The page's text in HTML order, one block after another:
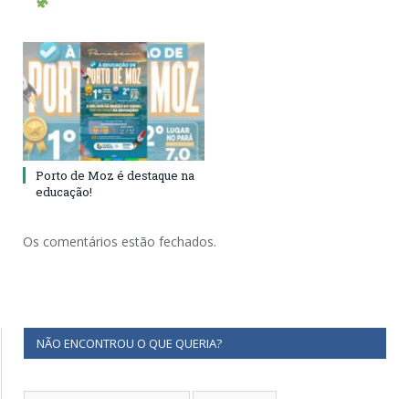
Porto de Moz é destaque na
educação!
Os comentários estão fechados.
NÃO ENCONTROU O QUE QUERIA?